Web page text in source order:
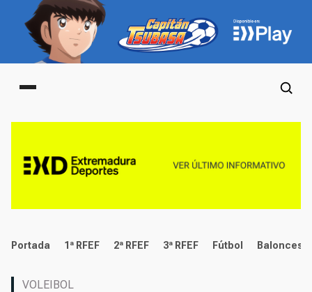
Main menu
deportes
Portada 1ª RFEF 2ª RFEF 3ª RFEF Fútbol Baloncesto
VOLEIBOL